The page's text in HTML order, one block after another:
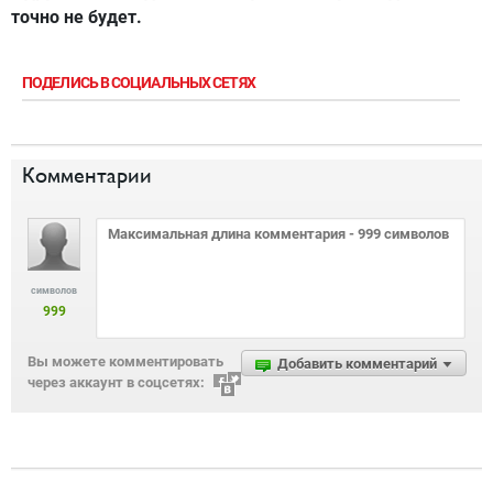
точно не будет.
ПОДЕЛИСЬ В СОЦИАЛЬНЫХ СЕТЯХ
Комментарии
символов
999
Добавить комментарий
Вы можете комментировать
через аккаунт в соцсетях: